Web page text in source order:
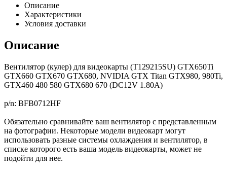
Описание
Характеристики
Условия доставки
Описание
Вентилятор (кулер) для видеокарты (T129215SU) GTX650Ti
GTX660 GTX670 GTX680, NVIDIA GTX Titan GTX980, 980Ti,
GTX460 480 580 GTX680 670 (DC12V 1.80A)
p/n: BFB0712HF
Обязательно сравнивайте ваш вентилятор с представленным
на фотографии. Некоторые модели видеокарт могут
использовать разные системы охлаждения и вентилятор, в
списке которого есть ваша модель видеокарты, может не
подойти для нее.